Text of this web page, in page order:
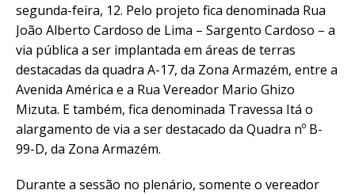
segunda-feira, 12. Pelo projeto fica denominada Rua
João Alberto Cardoso de Lima – Sargento Cardoso – a
via pública a ser implantada em áreas de terras
destacadas da quadra A-17, da Zona Armazém, entre a
Avenida América e a Rua Vereador Mario Ghizo
Mizuta. E também, fica denominada Travessa Itá o
alargamento de via a ser destacado da Quadra nº B-
99-D, da Zona Armazém.
Durante a sessão no plenário, somente o vereador